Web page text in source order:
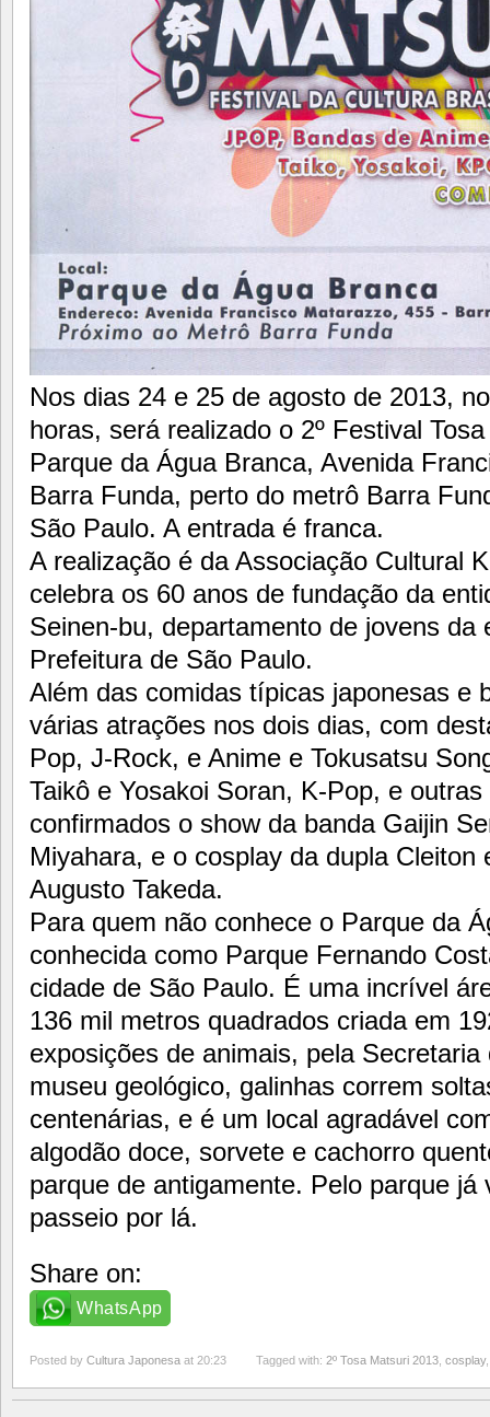
Nos dias 24 e 25 de agosto de 2013,
horas, será realizado o 2º Festival
Parque da Água Branca, Avenida
Barra Funda, perto do metrô Barra
São Paulo. A entrada é franca.
A realização é da Associação Cultural
celebra os 60 anos de fundação da
Seinen-bu, departamento de jovens da
Prefeitura de São Paulo.
Além das comidas típicas japonesas e
várias atrações nos dois dias, com
Pop, J-Rock, e Anime e Tokusatsu
Taikô e Yosakoi Soran, K-Pop, e
confirmados o show da banda Gaijin
Miyahara, e o cosplay da dupla Cleiton
Augusto Takeda.
Para quem não conhece o Parque da
conhecida como Parque Fernando
cidade de São Paulo. É uma incrível
136 mil metros quadrados criada em
exposições de animais, pela
museu geológico, galinhas correm
centenárias, e é um local agradável
algodão doce, sorvete e cachorro
parque de antigamente. Pelo parque já
passeio por lá.
Share on:
WhatsApp
Posted by Cultura Japonesa at 20:23 Tagged with: 2º Tosa Matsuri 2013, cosplay